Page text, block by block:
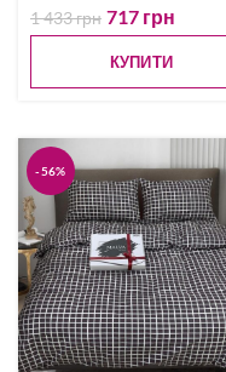
1 433грн 717 грн
КУПИТИ
-56%